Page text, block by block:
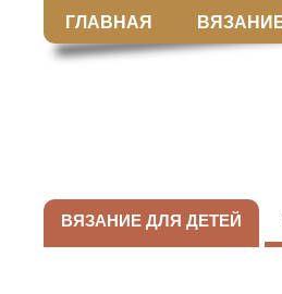
ГЛАВНАЯ
ВЯЗАНИЕ ДЛЯ ДЕТЕЙ